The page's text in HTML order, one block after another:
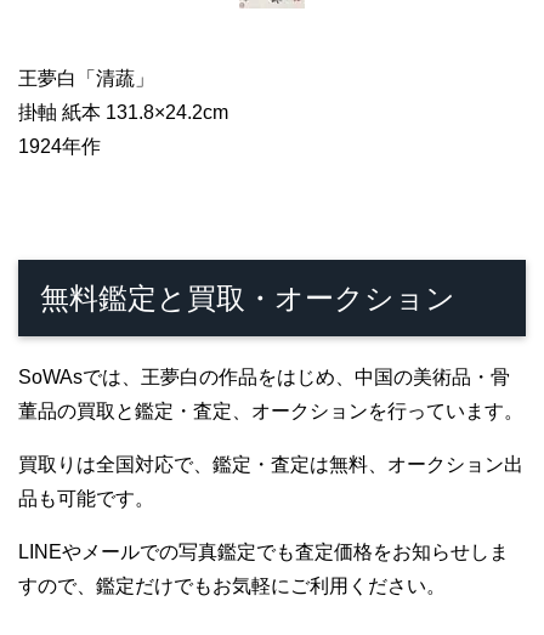
王夢白「清蔬」
掛軸 紙本 131.8×24.2cm
1924年作
無料鑑定と買取・オークション
SoWAsでは、王夢白の作品をはじめ、中国の美術品・骨
董品の買取と鑑定・査定、オークションを行っています。
買取りは全国対応で、鑑定・査定は無料、オークション出
品も可能です。
LINEやメールでの写真鑑定でも査定価格をお知らせしま
すので、鑑定だけでもお気軽にご利用ください。